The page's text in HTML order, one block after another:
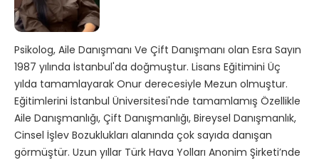
Psikolog, Aile Danışmanı Ve Çift Danışmanı olan Esra Sayın
1987 yılında İstanbul'da doğmuştur. Lisans Eğitimini Üç
yılda tamamlayarak Onur derecesiyle Mezun olmuştur.
Eğitimlerini İstanbul Üniversitesi'nde tamamlamış Özellikle
Aile Danışmanlığı, Çift Danışmanlığı, Bireysel Danışmanlık,
Cinsel İşlev Bozuklukları alanında çok sayıda danışan
görmüştür. Uzun yıllar Türk Hava Yolları Anonim Şirketi’nde